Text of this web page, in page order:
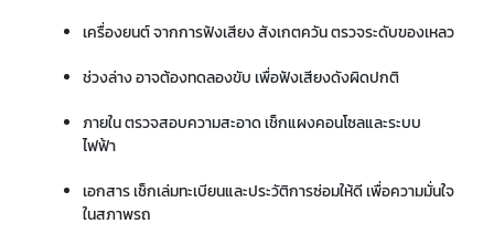
เครื่องยนต์ จากการฟังเสียง สังเกตควัน ตรวจระดับของเหลว
ช่วงล่าง อาจต้องทดลองขับ เพื่อฟังเสียงดังผิดปกติ
ภายใน ตรวจสอบความสะอาด เช็กแผงคอนโซลและระบบ
ไฟฟ้า
เอกสาร เช็กเล่มทะเบียนและประวัติการซ่อมให้ดี เพื่อความมั่นใจ
ในสภาพรถ